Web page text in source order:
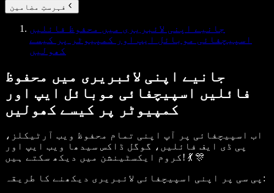
فہرستِ مضامین
جانیے اپنی لائبریری میں محفوظ فائلیں
اسپیچفائی موبائل ایپ اور کمپیوٹر پر کیسے
کھولیں
جانیے اپنی لائبریری میں محفوظ
فائلیں اسپیچفائی موبائل ایپ اور
کمپیوٹر پر کیسے کھولیں
اب اسپیچفائی پر آپ اپنی تمام محفوظ ویب آرٹیکلز،
پی ڈی ایف فائلیں، گوگل ڈاکس سیدھا ویب ایپ اور
کروم ایکسٹینشن میں دیکھ سکتے ہیں! 💃 🎊
پی سی پر اپنی اسپیچفائی لائبریری دیکھنے کا طریقہ: